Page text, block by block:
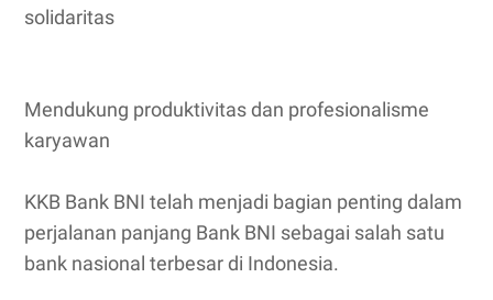
solidaritas
Mendukung produktivitas dan profesionalisme
karyawan
KKB Bank BNI telah menjadi bagian penting dalam
perjalanan panjang Bank BNI sebagai salah satu
bank nasional terbesar di Indonesia.